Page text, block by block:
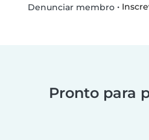
Denunciar membro•
Pronto para